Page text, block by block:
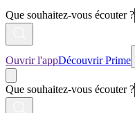
Que souhaitez-vous écouter ?
Ouvrir l'appDécouvrir Prime
Que souhaitez-vous écouter ?